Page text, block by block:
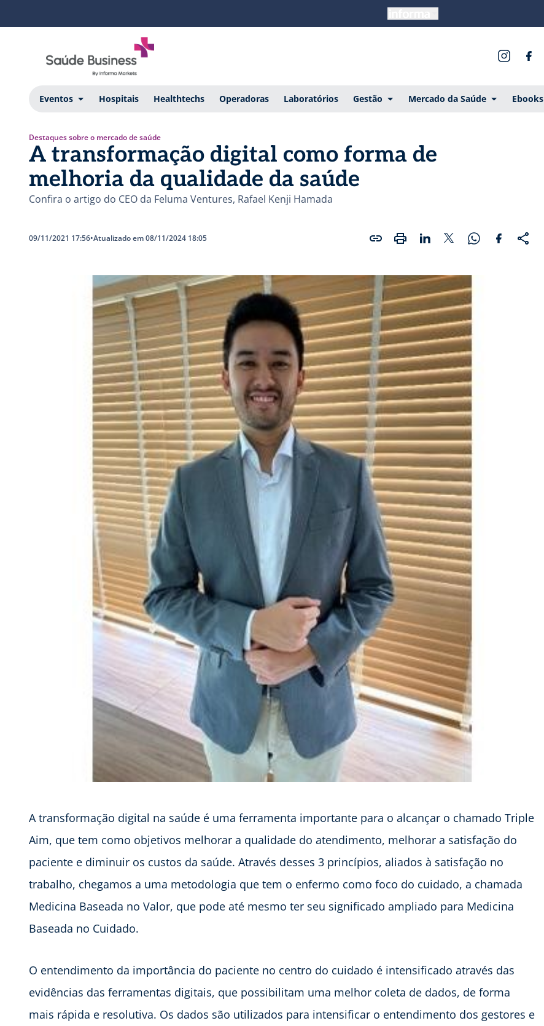
Eventos Hospitais Healthtechs Operadoras Laboratórios Gestão Mercado da Saúde Ebooks
Destaques sobre o mercado de saúde
A transformação digital como forma de
melhoria da qualidade da saúde
Confira o artigo do CEO da Feluma Ventures, Rafael Kenji Hamada
09/11/2021 17:56•Atualizado em 08/11/2024 18:05
A transformação digital na saúde é uma ferramenta importante para o alcançar o chamado Triple
Aim, que tem como objetivos melhorar a qualidade do atendimento, melhorar a satisfação do
paciente e diminuir os custos da saúde. Através desses 3 princípios, aliados à satisfação no
trabalho, chegamos a uma metodologia que tem o enfermo como foco do cuidado, a chamada
Medicina Baseada no Valor, que pode até mesmo ter seu significado ampliado para Medicina
Baseada no Cuidado.
O entendimento da importância do paciente no centro do cuidado é intensificado através das
evidências das ferramentas digitais, que possibilitam uma melhor coleta de dados, de forma
mais rápida e resolutiva. Os dados são utilizados para intensificar o entendimento dos gestores e